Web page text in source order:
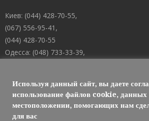
Киев: (044) 428-70-55,
(067) 556-95-41,
(044) 428-70-55
Одесса: (048) 733-33-39,
Днепр: (067) 488-10-45
E-mail: welcome@101mk.com
Используя данный сайт, вы даете
использование файлов cookie, данных
местоположении, помогающих нам
для вас